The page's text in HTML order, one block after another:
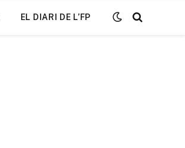
EL DIARI DE L’FP